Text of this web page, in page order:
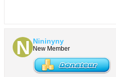
Nininyny
New Member